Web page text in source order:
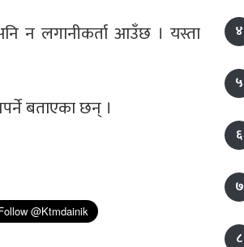
न लगानीकर्ता आउँछ । यस्ता
बताएका छन् ।
४
५
६
७
८